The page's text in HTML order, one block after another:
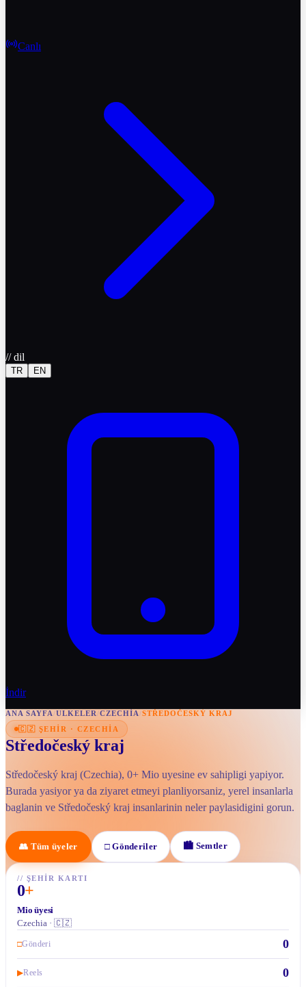
Canlı
//dil
TR EN
İndir
ANA SAYFA/ULKELER/CZECHIA/STŘEDOČESKÝ KRAJ
🇨🇿 ŞEHIR · CZECHIA
Středočeský kraj
Středočeský kraj (Czechia), 0+ Mio uyesine ev sahipligi yapiyor.
Burada yasiyor ya da ziyaret etmeyi planliyorsaniz, yerel insanlarla
baglanin ve Středočeský kraj insanlarinin neler paylasidigini gorun.
👥 Tüm üyeler □Gönderiler 🏙 Semtler
// ŞEHIR KARTI
0+
Mio üyesi
Czechia · 🇨🇿
□Gönderi 0
▶Reels 0